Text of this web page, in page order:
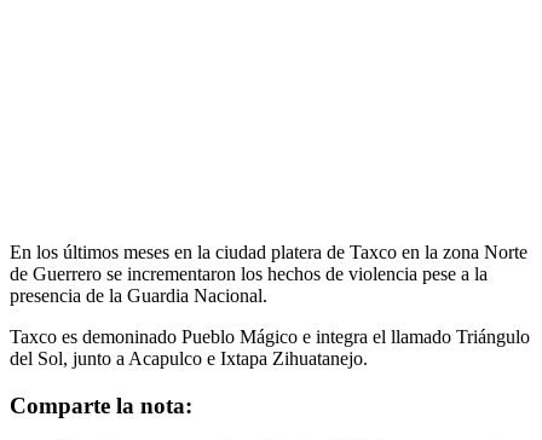
En los últimos meses en la ciudad platera de Taxco en la zona Norte
de Guerrero se incrementaron los hechos de violencia pese a la
presencia de la Guardia Nacional.
Taxco es demoninado Pueblo Mágico e integra el llamado Triángulo
del Sol, junto a Acapulco e Ixtapa Zihuatanejo.
Comparte la nota: